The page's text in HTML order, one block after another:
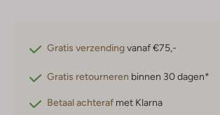
Gratis verzendingvanaf €75,-
Gratis retourneren binnen 30 dagen*
Betaal achteraf met Klarna